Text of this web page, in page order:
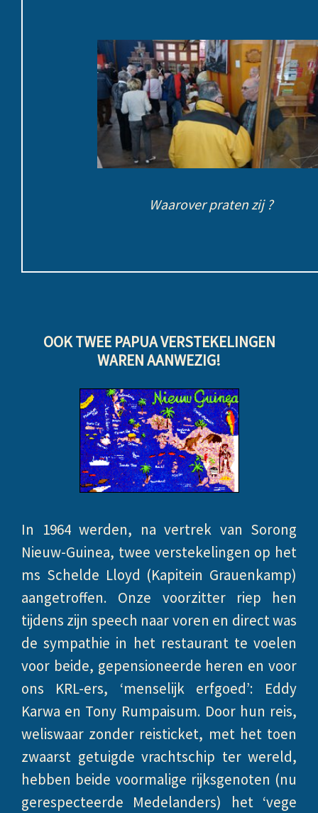
Waarover praten zij ?
OOK TWEE PAPUA VERSTEKELINGEN
WAREN AANWEZIG!
In 1964 werden, na vertrek van Sorong
Nieuw-Guinea, twee verstekelingen op het
ms Schelde Lloyd (Kapitein Grauenkamp)
aangetroffen. Onze voorzitter riep hen
tijdens zijn speech naar voren en direct was
de sympathie in het restaurant te voelen
voor beide, gepensioneerde heren en voor
ons KRL-ers, ‘menselijk erfgoed’: Eddy
Karwa en Tony Rumpaisum. Door hun reis,
weliswaar zonder reisticket, met het toen
zwaarst getuigde vrachtschip ter wereld,
hebben beide voormalige rijksgenoten (nu
gerespecteerde Medelanders) het ‘vege